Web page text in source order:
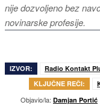
nije dozvoljeno bez
novinarske profesije.
IZVOR:
Radio Kontakt
KLJUČNE REČI:
Objavio/la: Damjan Portić